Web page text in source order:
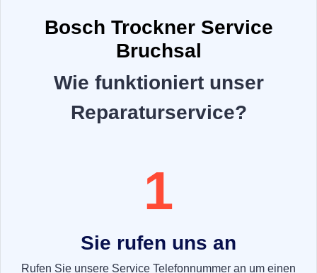
Bosch Trockner Service
Bruchsal
Wie funktioniert unser
Reparaturservice?
1
Sie rufen uns an
Rufen Sie unsere Service Telefonnummer an um einen